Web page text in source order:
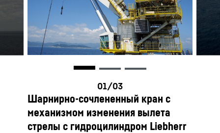
Шарнирно-сочлененный кран с
механизмом изменения вылета
стрелы с гидроцилиндром Liebherr